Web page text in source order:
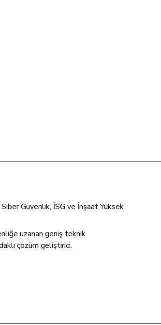
Güvenlik, İSG ve İnşaat Yüksek
uzanan geniş teknik
çözüm geliştirici.